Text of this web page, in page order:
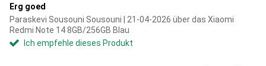
Erg goed
Paraskevi Sousouni Sousouni | 21-04-2026 über das Xiaomi
Redmi Note 14 8GB/256GB Blau
Ich empfehle dieses Produkt